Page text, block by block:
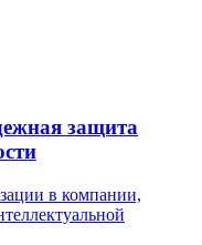
защита
в компании,